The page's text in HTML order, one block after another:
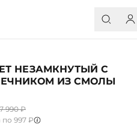
НЕЗАМКНУТЫЙ С
ИЗ СМОЛЫ
7 990 ₽
по 997 ₽